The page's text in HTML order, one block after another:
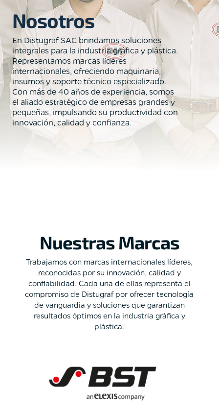
Nosotros
En Distugraf SAC brindamos soluciones
integrales para la industria gráfica y plástica.
Representamos marcas líderes
internacionales, ofreciendo maquinaria,
insumos y soporte técnico especializado.
Con más de 40 años de experiencia, somos
el aliado estratégico de empresas grandes y
pequeñas, impulsando su productividad con
innovación, calidad y confianza.
Nuestras Marcas
Trabajamos con marcas internacionales líderes,
reconocidas por su innovación, calidad y
confiabilidad. Cada una de ellas representa el
compromiso de Distugraf por ofrecer tecnología
de vanguardia y soluciones que garantizan
resultados óptimos en la industria gráfica y
plástica.